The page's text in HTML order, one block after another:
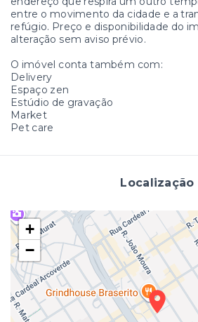
entre o movimento da cidade e a
refúgio. Preço e disponibilidade do
alteração sem aviso prévio.
O imóvel conta também com:
Delivery
Espaço zen
Estúdio de gravação
Market
Pet care
Localização
+
−